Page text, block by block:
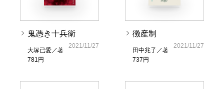
鬼憑き十兵衛
大塚已愛／著
781円
2021/11/27
徴産制
田中兆子／著
737円
2021/11/27